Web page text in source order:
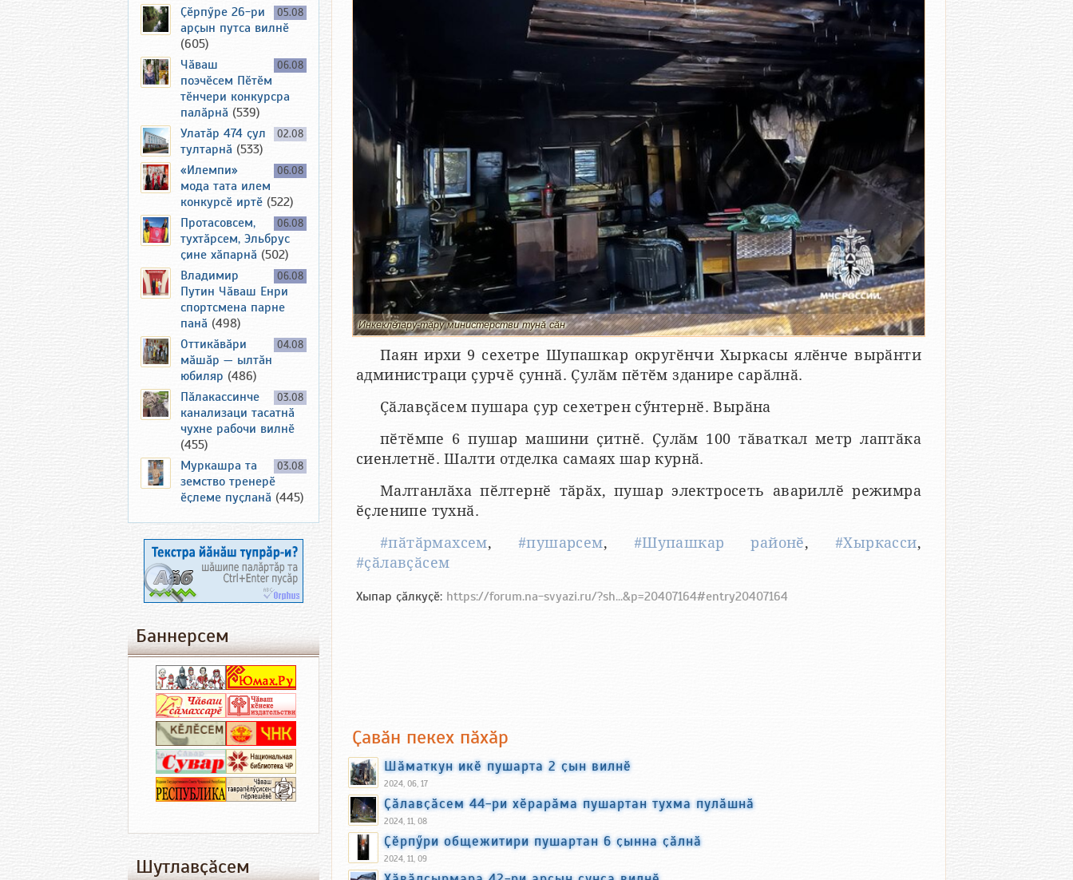
Инкеклӗ лару-тӑру министерстви тунӑ сӑн
Паян ирхи 9 сехетре Шупашкар округӗнчи Хыркасы ялӗнче вырӑнти
администраци ҫурчӗ ҫуннӑ. Ҫулӑм пӗтӗм зданире сарӑлнӑ.
Ҫӑлавҫӑсем пушара ҫур сехетрен сӳнтернӗ. Вырӑна
пӗтӗмпе 6 пушар машини ҫитнӗ. Ҫулӑм 100 тӑваткал метр лаптӑка
сиенлетнӗ. Шалти отделка самаях шар курнӑ.
Малтанлӑха пӗлтернӗ тӑрӑх, пушар электросеть авариллӗ режимра
ӗҫленипе тухнӑ.
#пӑтӑрмахсем,#пушарсем, #Шупашкар районӗ, #Хыркасси,
#ҫӑлавҫӑсем
Хыпар ҫӑлкуҫӗ: https://forum.na-svyazi.ru/?sh...&p=20407164#entry20407164
Ҫавӑн пекех пӑхӑр
Шӑматкун икӗ пушарта 2 ҫын вилнӗ
2024, 06, 17
Ҫӑлавҫӑсем 44-ри хӗрарӑма пушартан тухма пулӑшнӑ
2024, 11, 08
Ҫӗрпӳри общежитири пушартан 6 ҫынна ҫӑлнӑ
2024, 11, 09
05.08
Ҫӗрпӳре 26-ри
арҫын путса вилнӗ
(605)
06.08
Чӑваш
поэчӗсем Пӗтӗм
тӗнчери конкурсра
палӑрнӑ (539)
02.08
Улатӑр 474 ҫул
тултарнӑ (533)
06.08
«Илемпи»
мода тата илем
конкурсӗ иртӗ (522)
06.08
Протасовсем,
тухтӑрсем, Эльбрус
ҫине хӑпарнӑ (502)
06.08
Владимир
Путин Чӑваш Енри
спортсмена парне
панӑ (498)
04.08
Оттикӑвӑри
мӑшӑр — ылтӑн
юбиляр (486)
03.08
Пӑлакассинче
канализаци тасатнӑ
чухне рабочи вилнӗ
(455)
03.08
Муркашра та
земство тренерӗ
ӗҫлеме пуҫланӑ (445)
Баннерсем
Шутлавҫӑсем